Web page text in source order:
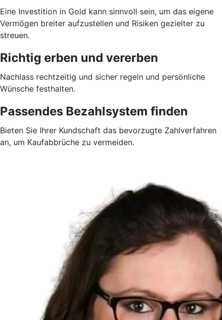
Eine Investition in Gold kann sinnvoll sein, um das eigene
Vermögen breiter aufzustellen und Risiken gezielter zu
streuen.
Richtig erben und vererben
Nachlass rechtzeitig und sicher regeln und persönliche
Wünsche festhalten.
Passendes Bezahlsystem finden
Bieten Sie Ihrer Kundschaft das bevorzugte Zahlverfahren
an, um Kaufabbrüche zu vermeiden.